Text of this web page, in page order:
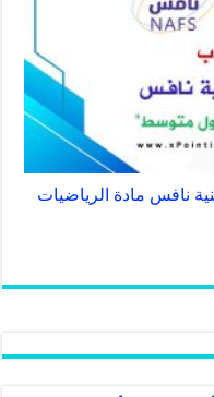
نافس مادة الرياضيات